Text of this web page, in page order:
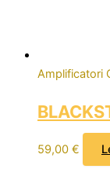
Amplificatori
59,00 €